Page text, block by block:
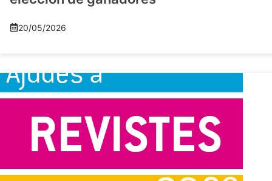
20/05/2026